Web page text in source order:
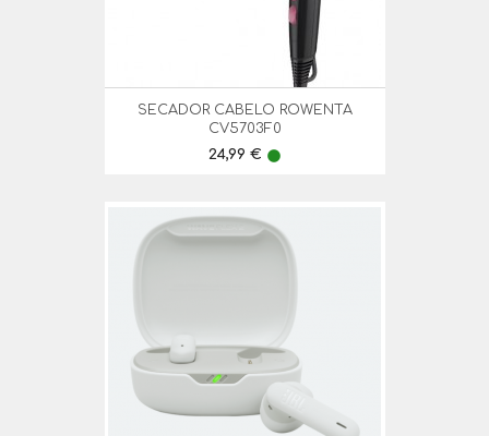
SECADOR CABELO ROWENTA
CV5703F0
Preço
24,99 € lens